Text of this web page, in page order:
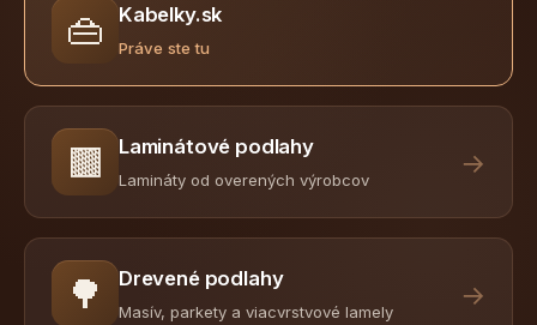
👜 Kabelky.sk
Práve ste tu
🟫 Laminátové podlahy
Lamináty od overených výrobcov
→
🌳 Drevené podlahy
Masív, parkety a viacvrstvové lamely
→